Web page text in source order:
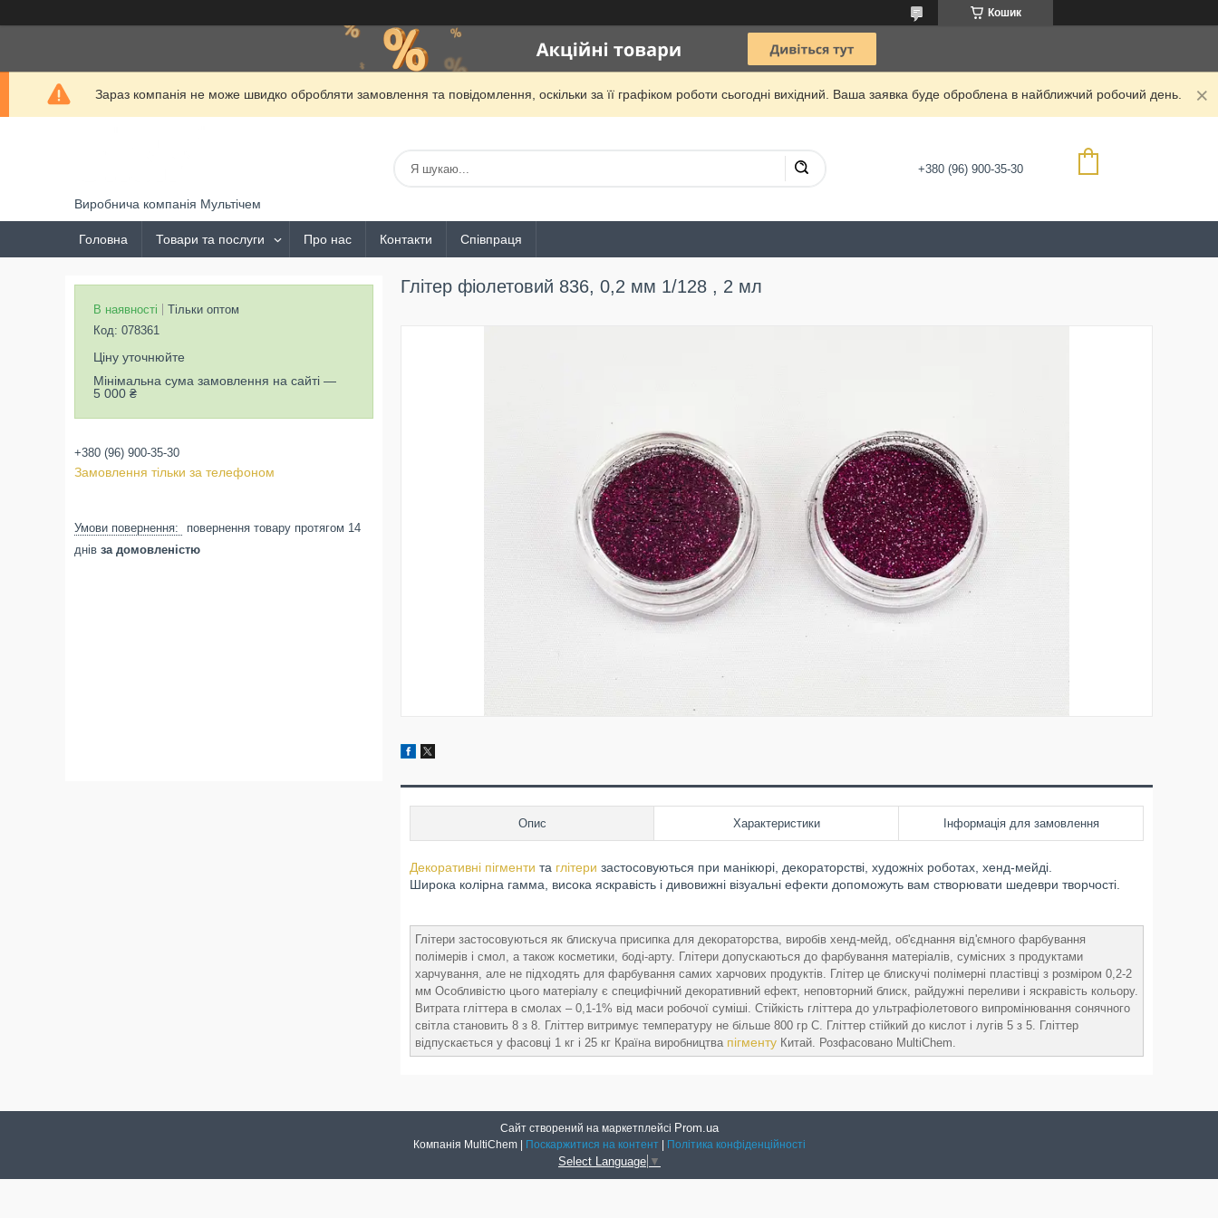
Кошик
Зараз компанія не може швидко обробляти замовлення та повідомлення, оскільки за її графіком роботи сьогодні вихідний. Ваша заявка буде оброблена в найближчий робочий день.
Виробнича компанія Мультічем
+380 (96) 900-35-30
Головна Товари та послуги Про нас Контакти Співпраця
Глітер фіолетовий 836, 0,2 мм 1/128 , 2 мл
Опис Характеристики Інформація для замовлення
Декоративні пігменти та глітери застосовуються при манікюрі, декораторстві, художніх роботах, хенд-мейді.
Широка колірна гамма, висока яскравість і дивовижні візуальні ефекти допоможуть вам створювати шедеври творчості.
Глітери застосовуються як блискуча присипка для декораторства, виробів хенд-мейд, об'єднання від'ємного фарбування
полімерів і смол, а також косметики, боді-арту. Глітери допускаються до фарбування матеріалів, сумісних з продуктами
харчування, але не підходять для фарбування самих харчових продуктів. Глітер це блискучі полімерні пластівці з розміром 0,2-2
мм Особливістю цього матеріалу є специфічний декоративний ефект, неповторний блиск, райдужні переливи і яскравість кольору.
Витрата гліттера в смолах – 0,1-1% від маси робочої суміші. Стійкість гліттера до ультрафіолетового випромінювання сонячного
світла становить 8 з 8. Гліттер витримує температуру не більше 800 гр С. Гліттер стійкий до кислот і лугів 5 з 5. Гліттер
відпускається у фасовці 1 кг і 25 кг Країна виробництва пігменту Китай. Розфасовано MultiChem.
В наявності
Тільки оптом
Код: 078361
Ціну уточнюйте
Мінімальна сума замовлення на сайті —
5 000 ₴
+380 (96) 900-35-30
Замовлення тільки за телефоном
повернення товару протягом 14
днів за домовленістю
Сайт створений на маркетплейсі Prom.ua
Поскаржитися на контент Політика конфіденційності
Select Language ▼